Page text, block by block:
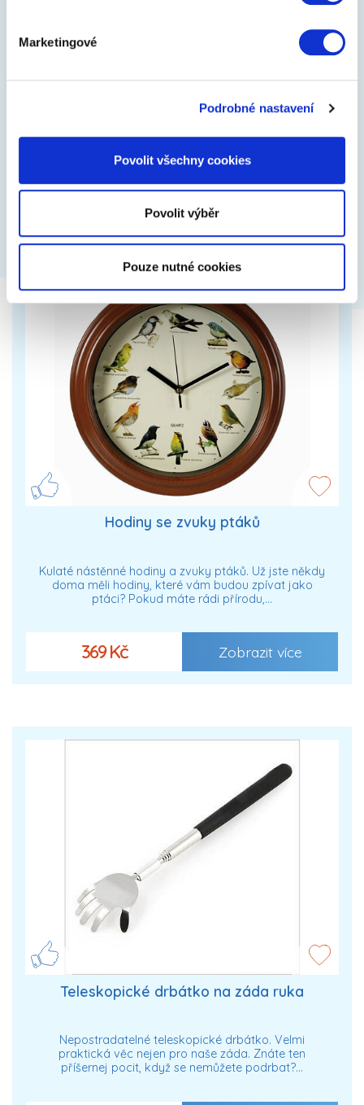
Marketingové
Podrobné nastavení
Povolit všechny cookies
Povolit výběr
Pouze nutné cookies
Relaxační dárkový balíček pro ženy –
Relaxační dárkáč, je balíček plný oblíbených dárků
pro ženy. Pečlivě jsme pro vás vybrali TOP z našich
699 Kč Zobrazit více
Hodiny se zvuky ptáků
Kulaté nástěnné hodiny a zvuky ptáků. Už jste někdy
doma měli hodiny, které vám budou zpívat jako
ptáci? Pokud máte rádi přírodu,…
369 Kč Zobrazit více
Teleskopické drbátko na záda ruka
Nepostradatelné teleskopické drbátko. Velmi
praktická věc nejen pro naše záda. Znáte ten
příšernej pocit, když se nemůžete podrbat?…